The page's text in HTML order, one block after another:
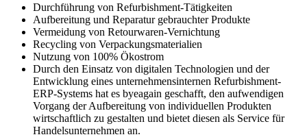
Durchführung von Refurbishment-Tätigkeiten
Aufbereitung und Reparatur gebrauchter Produkte
Vermeidung von Retourwaren-Vernichtung
Recycling von Verpackungsmaterialien
Nutzung von 100% Ökostrom
Durch den Einsatz von digitalen Technologien und der
Entwicklung eines unternehmensinternen Refurbishment-
ERP-Systems hat es byeagain geschafft, den aufwendigen
Vorgang der Aufbereitung von individuellen Produkten
wirtschaftlich zu gestalten und bietet diesen als Service für
Handelsunternehmen an.